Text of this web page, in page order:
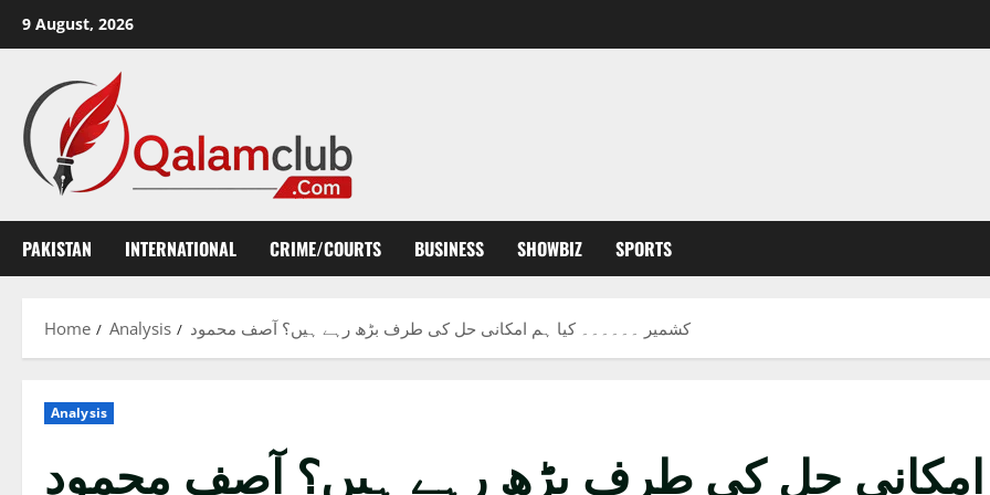
9 August, 2026
PAKISTAN INTERNATIONAL CRIME/COURTS BUSINESS SHOWBIZ SPORTS
Home Analysis کشمیر ۔۔۔۔۔۔ کیا ہم امکانی حل کی طرف بڑھ رہے ہیں؟ آصف محمود
Analysis
امکانی حل کی طرف بڑھ رہے ہیں؟ آصف محمود